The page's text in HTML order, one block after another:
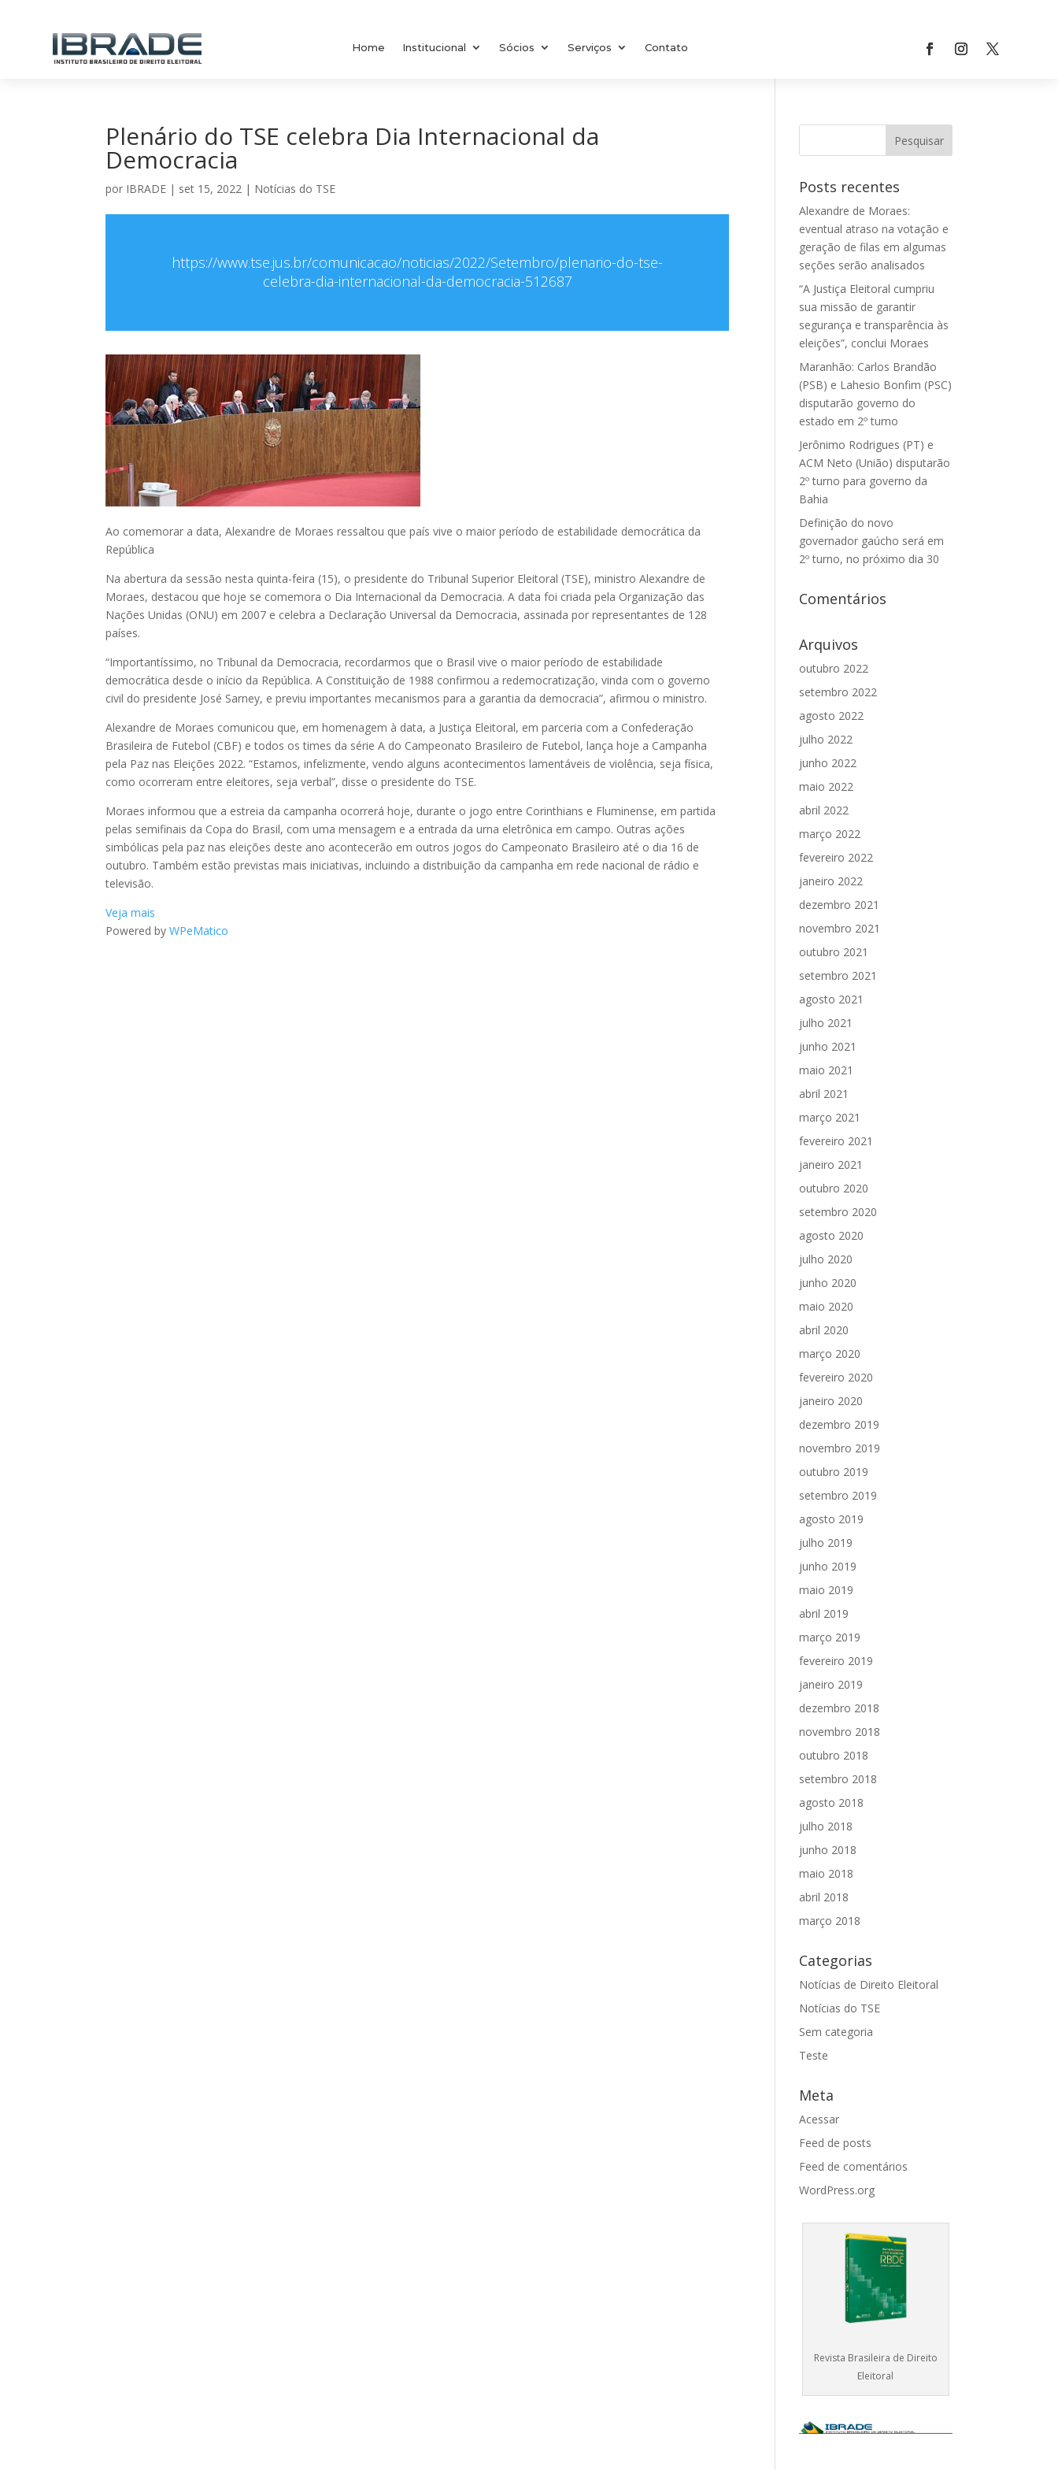
Home Institucional Sócios Serviços Contato
Plenário do TSE celebra Dia Internacional da
Democracia
por IBRADE | set 15, 2022 | Notícias do TSE
https://www.tse.jus.br/comunicacao/noticias/2022/Setembro/plenario-do-tse-
celebra-dia-internacional-da-democracia-512687
Ao comemorar a data, Alexandre de Moraes ressaltou que país vive o maior período de estabilidade democrática da
República
Na abertura da sessão nesta quinta-feira (15), o presidente do Tribunal Superior Eleitoral (TSE), ministro Alexandre de
Moraes, destacou que hoje se comemora o Dia Internacional da Democracia. A data foi criada pela Organização das
Nações Unidas (ONU) em 2007 e celebra a Declaração Universal da Democracia, assinada por representantes de 128
países.
“Importantíssimo, no Tribunal da Democracia, recordarmos que o Brasil vive o maior período de estabilidade
democrática desde o início da República. A Constituição de 1988 confirmou a redemocratização, vinda com o governo
civil do presidente José Sarney, e previu importantes mecanismos para a garantia da democracia”, afirmou o ministro.
Alexandre de Moraes comunicou que, em homenagem à data, a Justiça Eleitoral, em parceria com a Confederação
Brasileira de Futebol (CBF) e todos os times da série A do Campeonato Brasileiro de Futebol, lança hoje a Campanha
pela Paz nas Eleições 2022. “Estamos, infelizmente, vendo alguns acontecimentos lamentáveis de violência, seja física,
como ocorreram entre eleitores, seja verbal”, disse o presidente do TSE.
Moraes informou que a estreia da campanha ocorrerá hoje, durante o jogo entre Corinthians e Fluminense, em partida
pelas semifinais da Copa do Brasil, com uma mensagem e a entrada da urna eletrônica em campo. Outras ações
simbólicas pela paz nas eleições deste ano acontecerão em outros jogos do Campeonato Brasileiro até o dia 16 de
outubro. Também estão previstas mais iniciativas, incluindo a distribuição da campanha em rede nacional de rádio e
televisão.
Veja mais
Powered byWPeMatico
Posts recentes
Alexandre de Moraes:
eventual atraso na votação e
geração de filas em algumas
seções serão analisados
“A Justiça Eleitoral cumpriu
sua missão de garantir
segurança e transparência às
eleições”, conclui Moraes
Maranhão: Carlos Brandão
(PSB) e Lahesio Bonfim (PSC)
disputarão governo do
estado em 2º turno
Jerônimo Rodrigues (PT) e
ACM Neto (União) disputarão
2º turno para governo da
Bahia
Definição do novo
governador gaúcho será em
2º turno, no próximo dia 30
Comentários
Arquivos
outubro 2022
setembro 2022
agosto 2022
julho 2022
junho 2022
maio 2022
abril 2022
março 2022
fevereiro 2022
janeiro 2022
dezembro 2021
novembro 2021
outubro 2021
setembro 2021
agosto 2021
julho 2021
junho 2021
maio 2021
abril 2021
março 2021
fevereiro 2021
janeiro 2021
outubro 2020
setembro 2020
agosto 2020
julho 2020
junho 2020
maio 2020
abril 2020
março 2020
fevereiro 2020
janeiro 2020
dezembro 2019
novembro 2019
outubro 2019
setembro 2019
agosto 2019
julho 2019
junho 2019
maio 2019
abril 2019
março 2019
fevereiro 2019
janeiro 2019
dezembro 2018
novembro 2018
outubro 2018
setembro 2018
agosto 2018
julho 2018
junho 2018
maio 2018
abril 2018
março 2018
Categorias
Notícias de Direito Eleitoral
Notícias do TSE
Sem categoria
Teste
Meta
Acessar
Feed de posts
Feed de comentários
WordPress.org
Revista Brasileira de Direito
Eleitoral